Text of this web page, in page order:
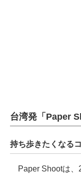
台湾発「Paper
持ち歩きたくなる
Paper Shootは、